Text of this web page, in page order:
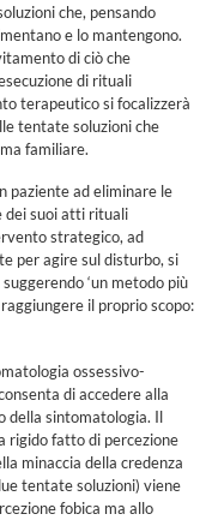
che, pensando
e lo mantengono.
di ciò che
di rituali
terapeutico si focalizzerà
tentate soluzioni che
familiare.
paziente ad eliminare le
dei suoi atti rituali
strategico, ad
per agire sul disturbo, si
‘un metodo più
il proprio scopo:
ossessivo-
di accedere alla
della sintomatologia. Il
rigido fatto di percezione
minaccia della credenza
tentate soluzioni) viene
fobica ma allo